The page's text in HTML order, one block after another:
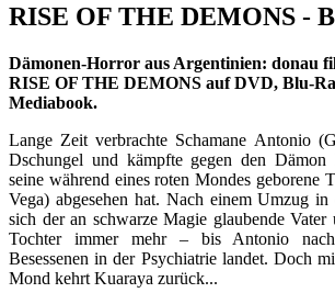
RISE OF THE DEMONS -
Dämonen-Horror aus Argentinien: donau
RISE OF THE DEMONS auf DVD, Blu-
Mediabook.
Lange Zeit verbrachte Schamane Antonio
Dschungel und kämpfte gegen den
seine während eines roten Mondes geborene
Vega) abgesehen hat. Nach einem Umzug in
sich der an schwarze Magie glaubende Vater
Tochter immer mehr – bis Antonio
Besessenen in der Psychiatrie landet. Doch
Mond kehrt Kuaraya zurück...